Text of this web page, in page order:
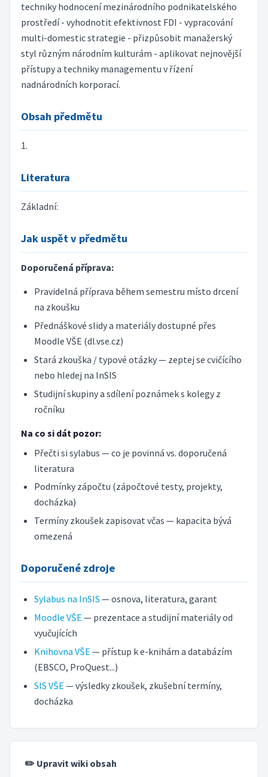
techniky hodnocení mezinárodního podnikatelského
prostředí - vyhodnotit efektivnost FDI - vypracování
multi-domestic strategie - přizpůsobit manažerský
styl různým národním kulturám - aplikovat nejnovější
přístupy a techniky managementu v řízení
nadnárodních korporací.
Obsah předmětu
1.
Literatura
Základní:
Jak uspět v předmětu
Doporučená příprava:
Pravidelná příprava během semestru místo drcení
na zkoušku
Přednáškové slidy a materiály dostupné přes
Moodle VŠE (dl.vse.cz)
Stará zkouška / typové otázky — zeptej se cvičícího
nebo hledej na InSIS
Studijní skupiny a sdílení poznámek s kolegy z
ročníku
Na co si dát pozor:
Přečti si sylabus — co je povinná vs. doporučená
literatura
Podmínky zápočtu (zápočtové testy, projekty,
docházka)
Termíny zkoušek zapisovat včas — kapacita bývá
omezená
Doporučené zdroje
Sylabus na InSIS — osnova, literatura, garant
Moodle VŠE — prezentace a studijní materiály od
vyučujících
Knihovna VŠE — přístup k e-knihám a databázím
(EBSCO, ProQuest...)
SIS VŠE — výsledky zkoušek, zkušební termíny,
docházka
✏️ Upravit wiki obsah